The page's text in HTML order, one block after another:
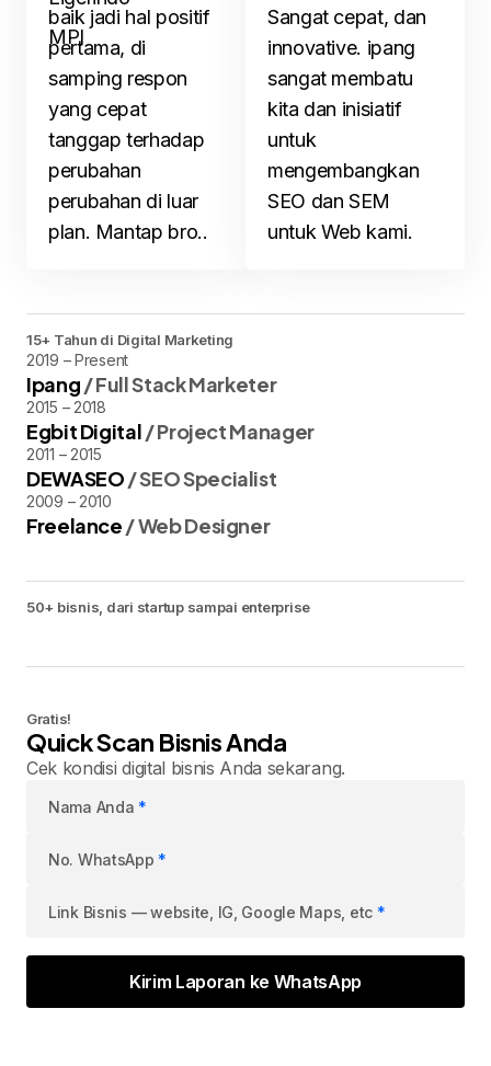
baik jadi hal positif
pertama, di
samping respon
yang cepat
tanggap terhadap
perubahan
perubahan di luar
plan. Mantap bro..
Sangat cepat, dan
innovative. ipang
sangat membatu
kita dan inisiatif
untuk
mengembangkan
SEO dan SEM
untuk Web kami.
15+ Tahun di Digital Marketing
2019 – Present
Ipang/ Full Stack Marketer
2015 – 2018
Egbit Digital/ Project Manager
2011 – 2015
DEWASEO/ SEO Specialist
2009 – 2010
Freelance/ Web Designer
50+ bisnis, dari startup sampai enterprise
Gratis!
Quick Scan Bisnis Anda
Cek kondisi digital bisnis Anda sekarang.
Nama Anda *
No. WhatsApp *
Link Bisnis — website, IG, Google Maps, etc *